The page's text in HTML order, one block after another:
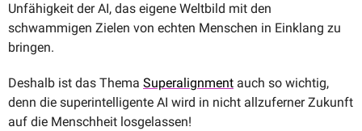
Unfähigkeit der AI, das eigene Weltbild mit den
schwammigen Zielen von echten Menschen in Einklang zu
bringen.
Deshalb ist das Thema Superalignment auch so wichtig,
denn die superintelligente AI wird in nicht allzuferner Zukunft
auf die Menschheit losgelassen!